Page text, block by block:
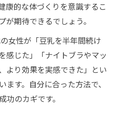
康的な体づくりを意識するこ
が期待できるでしょう。
女性が「豆乳を半年間続け
感じた」「ナイトブラやマッ
より効果を実感できた」とい
ます。自分に合った方法で、
のカギです。